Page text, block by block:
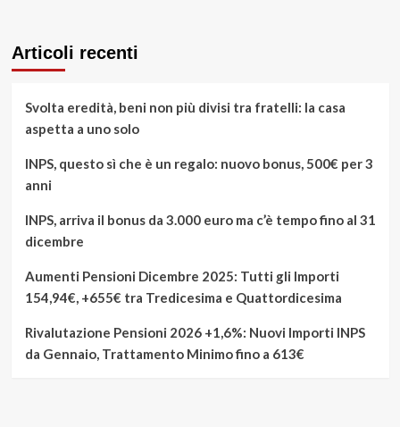
Articoli recenti
Svolta eredità, beni non più divisi tra fratelli: la casa
aspetta a uno solo
INPS, questo sì che è un regalo: nuovo bonus, 500€ per 3
anni
INPS, arriva il bonus da 3.000 euro ma c’è tempo fino al 31
dicembre
Aumenti Pensioni Dicembre 2025: Tutti gli Importi
154,94€, +655€ tra Tredicesima e Quattordicesima
Rivalutazione Pensioni 2026 +1,6%: Nuovi Importi INPS
da Gennaio, Trattamento Minimo fino a 613€